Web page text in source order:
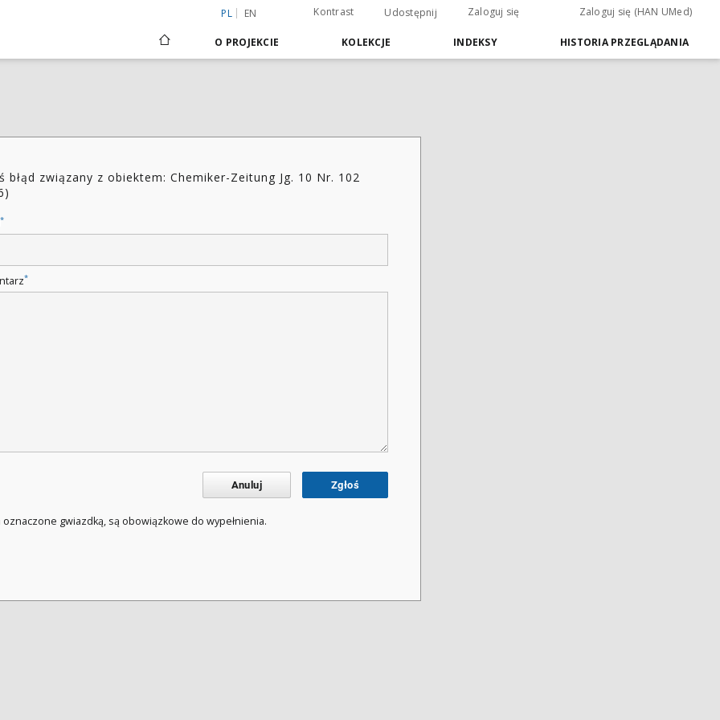
PL EN Kontrast Udostępnij Zaloguj się Zaloguj się (HAN UMed)
O PROJEKCIE KOLEKCJE INDEKSY HISTORIA PRZEGLĄDANIA
błąd związany z obiektem: Chemiker-Zeitung Jg. 10 Nr. 102
*
*
Anuluj Zgłoś
oznaczone gwiazdką, są obowiązkowe do wypełnienia.